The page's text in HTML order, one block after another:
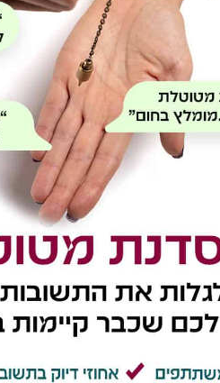
שליחת הטופס מהווה הסכמה ל
שליחה